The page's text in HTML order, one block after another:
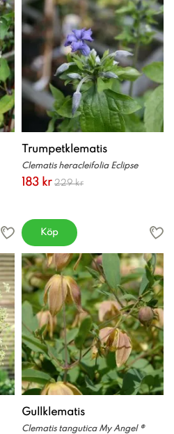
Trumpetklematis
Clematis heracleifolia Eclipse
183 kr 229 kr
Köp
Gullklematis
Clematis tangutica My Angel ®